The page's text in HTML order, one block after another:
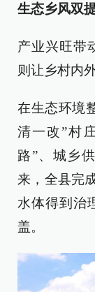
生态乡风双
产业兴旺带
则让乡村内
在生态环境
清一改”村
路”、城乡
来，全县完
水体得到治
盖。